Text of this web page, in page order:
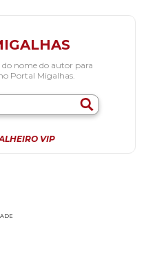
nome do autor para
Portal Migalhas.
VIP